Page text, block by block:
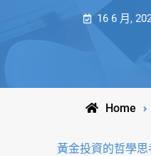
16 6 月,
Home
黃金投資的哲學